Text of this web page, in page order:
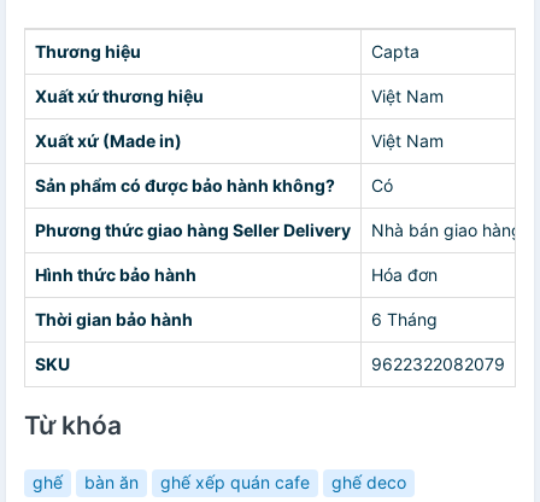
Thương hiệu Capta
Xuất xứ thương hiệu Việt Nam
Xuất xứ (Made in) Việt Nam
Sản phẩm có được bảo hành không? Có
Phương thức giao hàng Seller Delivery Nhà bán giao hàng
Hình thức bảo hành Hóa đơn
Thời gian bảo hành 6 Tháng
SKU 9622322082079
Từ khóa
ghế bàn ăn ghế xếp quán cafe
ghế deco